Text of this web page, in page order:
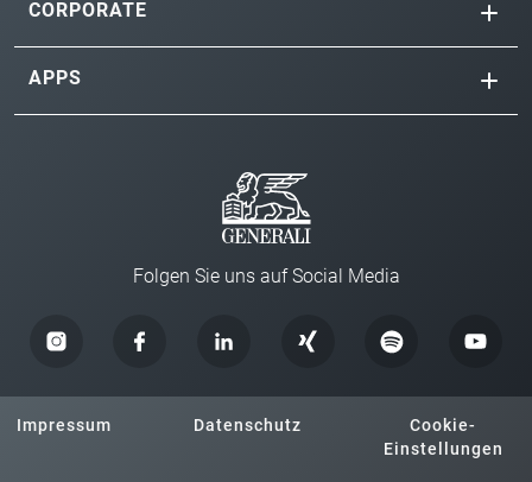
CORPORATE
APPS
Folgen Sie uns auf Social Media
Impressum Datenschutz
Cookie-
Einstellungen